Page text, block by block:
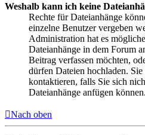
Weshalb kann ich keine
Rechte für Dateianhänge
einzelne Benutzer vergeben
Administration hat es
Dateianhänge in dem Forum
Beitrag verfassen möchten,
dürfen Dateien hochladen.
kontaktieren, falls Sie sich
Dateianhänge anfügen können.
Nach oben